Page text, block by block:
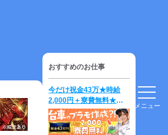
メニュー
おすすめのお仕事
今だけ祝金43万★時給
2,000円＋寮費無料★台
車の「プラモデル」を作
成して運ぶだけ？！